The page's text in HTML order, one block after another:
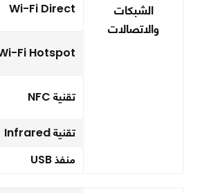
الشبكات
والاتصالات
Wi-Fi Direct
Fi Hotspot
تقنية NFC
تقنية Infrared
منفذ USB